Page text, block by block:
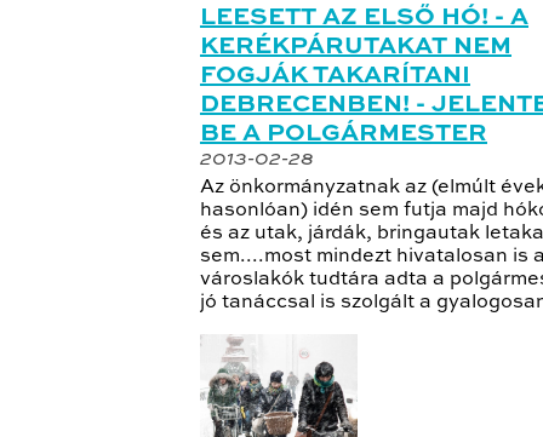
LEESETT AZ ELSŐ HÓ! - A
KERÉKPÁRUTAKAT NEM
FOGJÁK TAKARÍTANI
DEBRECENBEN! -
BE A POLGÁRMESTER
2013-02-28
Az önkormányzatnak az (elmúlt
hasonlóan) idén sem futja majd
és az utak, járdák, bringautak
sem....most mindezt hivatalosan is
városlakók tudtára adta a
jó tanáccsal is szolgált a